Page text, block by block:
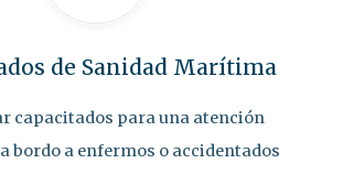
de Sanidad Marítima
capacitados para una atención
bordo a enfermos o accidentados